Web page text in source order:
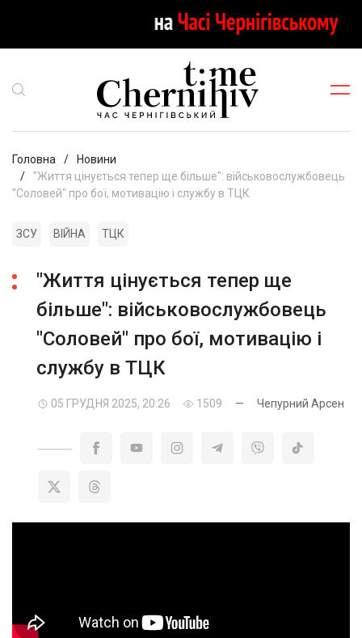
Головна
Новини
"Життя цінується тепер ще більше": військовослужбовець
"Соловей" про бої, мотивацію і службу в ТЦК
ЗСУ ВІЙНА ТЦК
"Життя цінується тепер ще
більше": військовослужбовець
"Соловей" про бої, мотивацію і
службу в ТЦК
05 ГРУДНЯ 2025, 20:26 1509 — Чепурний Арсен